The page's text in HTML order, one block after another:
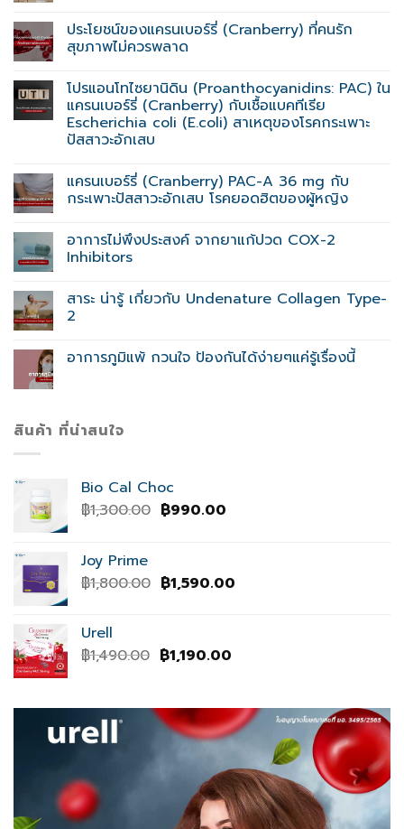
ประโยชน์ของแครนเบอร์รี่ (Cranberry) ที่คนรัก
สุขภาพไม่ควรพลาด
โปรแอนโทไซยานิดิน (Proanthocyanidins: PAC) ใน
แครนเบอร์รี่ (Cranberry) กับเชื้อแบคทีเรีย
Escherichia coli (E.coli) สาเหตุของโรคกระเพาะ
ปัสสาวะอักเสบ
แครนเบอร์รี่ (Cranberry) PAC-A 36 mg กับ
กระเพาะปัสสาวะอักเสบ โรคยอดฮิตของผู้หญิง
อาการไม่พึงประสงค์ จากยาแก้ปวด COX-2
Inhibitors
สาระ น่ารู้ เกี่ยวกับ Undenature Collagen Type-
2
อาการภูมิแพ้ กวนใจ ป้องกันได้ง่ายๆแค่รู้เรื่องนี้
สินค้า ที่น่าสนใจ
Bio Cal Choc
฿1,300.00 Original
฿990.00Current
Joy Prime
฿1,800.00 Original
฿1,590.00Current
Urell
฿1,490.00 Original
฿1,490.00.
฿1,190.00Current
฿1,190.00.